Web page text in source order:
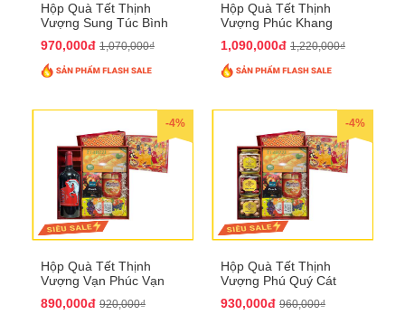
Hộp Quà Tết Thịnh
Vượng Sung Túc Bình
970,000đ 1,070,000₫
Hộp Quà Tết Thịnh
Vượng Phúc Khang
1,090,000đ 1,220,000₫
-4%
Hộp Quà Tết Thịnh
Vượng Vạn Phúc Vạn
890,000đ 920,000₫
-4%
Hộp Quà Tết Thịnh
Vượng Phú Quý Cát
930,000đ 960,000₫